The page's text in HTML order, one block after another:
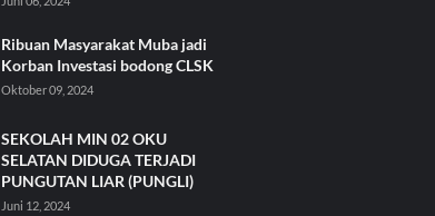
Ribuan Masyarakat Muba jadi
Korban Investasi bodong CLSK
Oktober 09, 2024
SEKOLAH MIN 02 OKU
SELATAN DIDUGA TERJADI
PUNGUTAN LIAR (PUNGLI)
Juni 12, 2024